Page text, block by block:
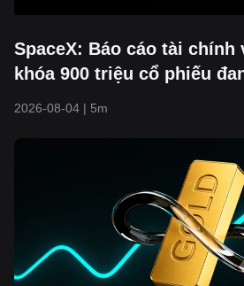
SpaceX: Báo cáo tài chính
khóa 900 triệu cổ phiếu
2026-08-04 | 5m